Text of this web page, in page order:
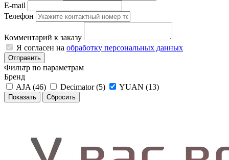
E-mail
Телефон
Комментарий к заказу
Я согласен на обработку персональных данных
Отправить
Фильтр по параметрам
Бренд
AJA (46) Decimator (5) YUAN (13)
Сбросить